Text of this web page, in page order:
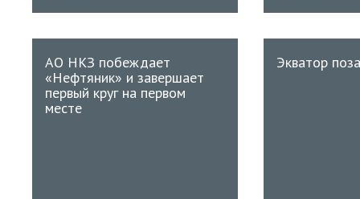
АО НКЗ побеждает
«Нефтяник» и завершает
первый круг на первом
месте
Экватор